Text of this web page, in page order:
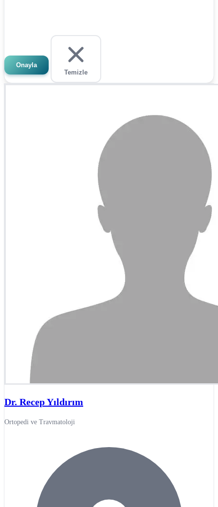
Onayla
Temizle
Dr. Recep Yıldırım
Ortopedi ve Travmatoloji